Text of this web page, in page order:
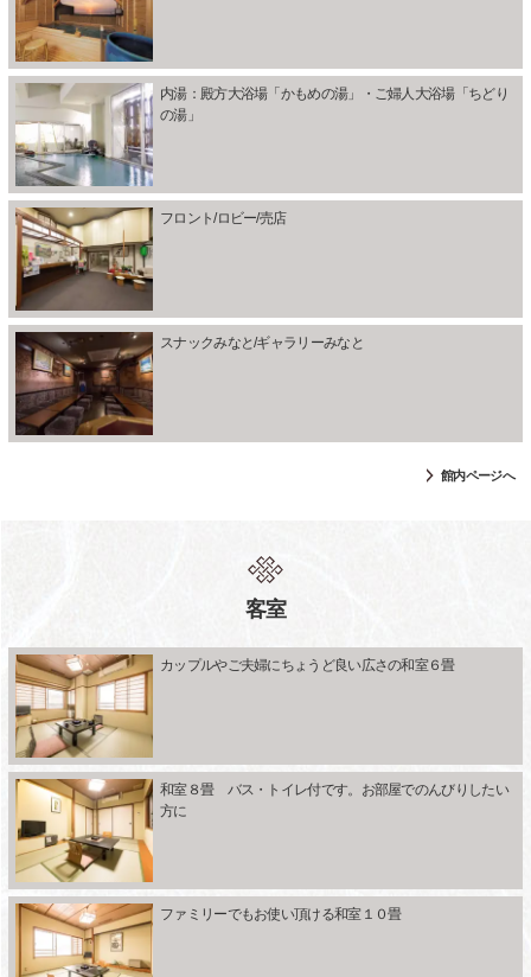
内湯：殿方大浴場「かもめの湯」・ご婦人大浴場「ちどり
の湯」
フロント/ロビー/売店
スナックみなと/ギャラリーみなと
館内ページへ
客室
カップルやご夫婦にちょうど良い広さの和室６畳
和室８畳 バス・トイレ付です。お部屋でのんびりしたい
方に
ファミリーでもお使い頂ける和室１０畳